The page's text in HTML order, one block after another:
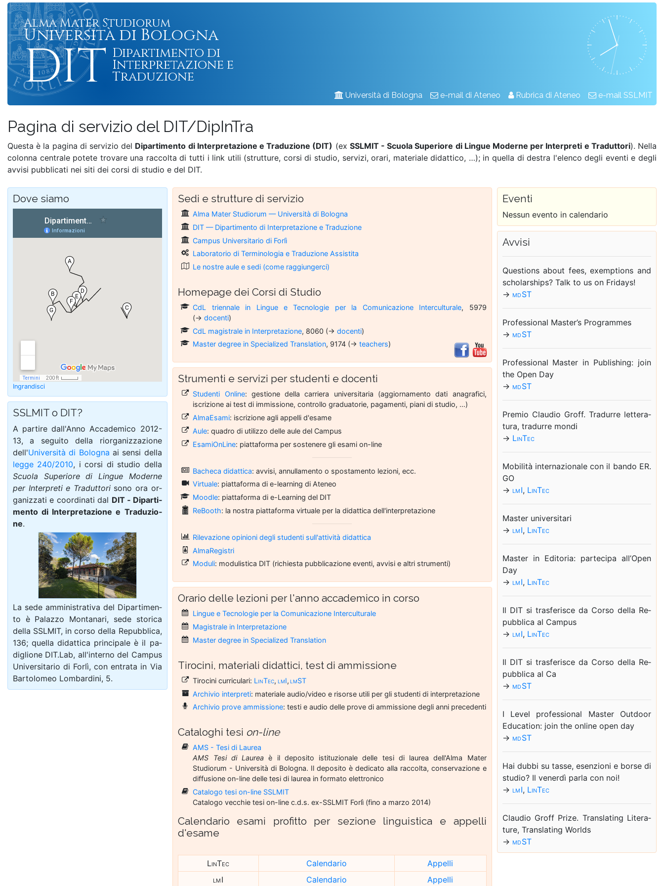
Alma Mater Studiorum
Università di Bologna
DIT Dipartimento di
Interpretazione e
Traduzione
Università di Bologna e-mail di Ateneo Rubrica di Ateneo e-mail SSLMIT
Pagina di servizio del DIT/DipInTra
Questa è la pagina di servizio del Dipartimento di Interpretazione e Traduzione (DIT) (ex SSLMIT - Scuola Superiore di Lingue Moderne per Interpreti e Traduttori). Nella
colonna centrale potete trovare una raccolta di tutti i link utili (strutture, corsi di studio, servizi, orari, materiale didattico, …); in quella di destra l'elenco degli eventi e degli
avvisi pubblicati nei siti dei corsi di studio e del DIT.
Dove siamo
Ingrandisci
SSLMIT o DIT?
A par­ti­re dall'An­no Ac­ca­de­mi­co 2012-
13, a se­gui­to del­la ri­or­ga­niz­za­zio­ne
del­l'Uni­ver­si­tà di Bo­lo­gna ai sensi della
leg­ge 240/2010, i cor­si di stu­dio del­la
Scuo­la Su­pe­rio­re di Lin­gue Mo­der­ne
per In­ter­pre­ti e Tra­dut­to­riso­no ora or­
ga­niz­za­ti e co­or­di­na­ti dal DIT ‐ Di­par­ti­
men­to di In­ter­pre­ta­zio­ne e Tra­du­zio­
ne.
La se­de am­mi­nis­tra­ti­va del Di­par­ti­men­
to è Pa­laz­zo Mon­ta­na­ri, se­de sto­ri­ca
del­la SSLMIT, in cor­so del­la Re­pub­bli­ca,
136; quel­la di­dat­ti­ca prin­ci­pa­le è il pa­
di­glio­ne DIT.Lab, al­l'in­ter­no del Cam­pus
Uni­ver­si­ta­rio di For­lì, con en­tra­ta in Via
Bar­to­lo­meo Lom­bar­di­ni, 5.
Sedi e strutture di servizio
Alma Mater Studiorum — Università di Bologna
DIT — Dipartimento di Interpretazione e Traduzione
Campus Universitario di Forlì
Laboratorio di Terminologia e Traduzione Assistita
Le nostre aule e sedi (come raggiungerci)
Homepage dei Corsi di Studio
CdL triennale in Lingue e Tecnologie per la Comunicazione Interculturale, 5979
(→docenti)
CdL magistrale in Interpretazione, 8060 (→docenti)
Master degree in Specialized Translation, 9174 (→teachers)
Strumenti e servizi per studenti e docenti
Studenti Online: gestione della carriera universitaria (aggiornamento dati anagrafici,
iscrizione ai test di immissione, controllo graduatorie, pagamenti, piani di studio, …)
AlmaEsami: iscrizione agli appelli d'esame
Aule: quadro di utilizzo delle aule del Campus
EsamiOnLine: piattaforma per sostenere gli esami on-line
Bacheca didattica: avvisi, annullamento o spostamento lezioni, ecc.
Virtuale: piattaforma di e-learning di Ateneo
Moodle: piattaforma di e-Learning del DIT
ReBooth: la nostra piattaforma virtuale per la didattica dell'interpretazione
Rilevazione opinioni degli studenti sull'attività didattica
AlmaRegistri
Moduli: modulistica DIT (richiesta pubblicazione eventi, avvisi e altri strumenti)
Orario delle lezioni per l'anno accademico in corso
Lingue e Tecnologie per la Comunicazione Interculturale
Magistrale in Interpretazione
Master degree in Specialized Translation
Tirocini, materiali didattici, test di ammissione
Tirocini curriculari: LinTec, lmI,lmST
Archivio interpreti: materiale audio/video e risorse utili per gli studenti di interpretazione
Archivio prove ammissione: testi e audio delle prove di ammissione degli anni precedenti
Cataloghi tesi on-line
AMS - Tesi di Laurea
AMS Tesi di Laurea è il deposito istituzionale delle tesi di laurea dell'Alma Mater
Studiorum - Università di Bologna. Il deposito è dedicato alla raccolta, conservazione e
diffusione on-line delle tesi di laurea in formato elettronico
Catalogo tesi on-line SSLMIT
Catalogo vecchie tesi on-line c.d.s. ex-SSLMIT Forlì (fino a marzo 2014)
Calendario esami profitto per sezione linguistica e appelli
d'esame
LinTec Calendario
Appelli
lm I
Calendario Appelli
Even­ti
Nes­sun even­to in ca­len­da­rio
Av­vi­si
Que­stions about fees, exemp­tions and
scho­lar­ships? Talk to us on Fri­days!
→ md ST
Pro­fes­sio­nal Ma­ster’s Pro­gram­mes
→ md ST
Pro­fes­sio­nal Ma­ster in Pu­bli­shing: join
the Open Day
→ md ST
Pre­mio Clau­dio Groff. Tra­dur­re let­te­ra­
tu­ra, tra­dur­re mon­di
→ Lin­Tec
Mo­bi­li­tà in­ter­na­zio­na­le con il ban­do ER.​
GO
→ lm I, Lin­Tec
Ma­ster uni­ver­si­ta­ri
→ lm I, Lin­Tec
Ma­ster in Edi­to­ria: par­te­ci­pa al­l’O­pen
Day
→ lm I, Lin­Tec
Il DIT si tra­sfe­ri­sce da Cor­so del­la Re­
pub­bli­ca al Cam­pus
→ lm I, Lin­Tec
Il DIT si tra­sfe­ri­sce da Cor­so del­la Re­
pub­bli­ca al Ca
→ md ST
I Le­vel pro­fes­sio­nal Ma­ster Out­door
Edu­ca­tion: join the on­li­ne open day
→ md ST
Hai dub­bi su tas­se, esen­zio­ni e bor­se di
stu­dio? Il ve­ner­dì par­la con noi!
→ lm I, Lin­Tec
Clau­dio Groff Pri­ze. Trans­la­ting Li­te­ra­
tu­re, Trans­la­ting Worlds
→ md ST